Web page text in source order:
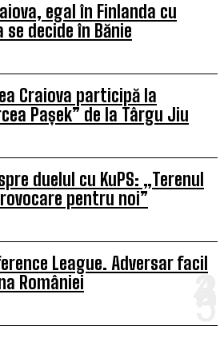
egal în Finlanda cu
se decide în Bănie
Craiova participă la
Pașek” de la Târgu Jiu
duelul cu KuPS: „Terenul
pentru noi”
League. Adversar facil
României